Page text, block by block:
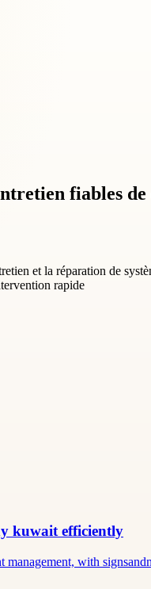
fiables
et la réparation de
rapide
kuwait efficiently
with